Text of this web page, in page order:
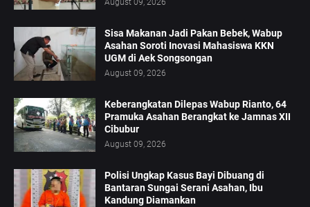
August 09, 2026
Sisa Makanan Jadi Pakan Bebek, Wabup
Asahan Soroti Inovasi Mahasiswa KKN
UGM di Aek Songsongan
August 09, 2026
Keberangkatan Dilepas Wabup Rianto, 64
Pramuka Asahan Berangkat ke Jamnas XII
Cibubur
August 09, 2026
Polisi Ungkap Kasus Bayi Dibuang di
Bantaran Sungai Serani Asahan, Ibu
Kandung Diamankan